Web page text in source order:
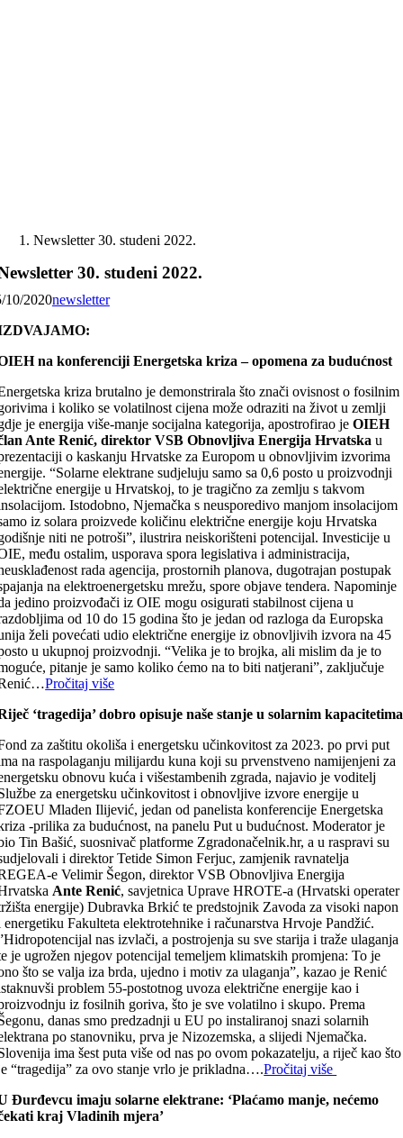
Newsletter 30. studeni 2022.
30. studeni 2022.
10/2020newsletter
na konferenciji Energetska kriza – opomena za budućnost
kriza brutalno je demonstrirala što znači ovisnost o fosilnim
i koliko se volatilnost cijena može odraziti na život u zemlji
je energija više-manje socijalna kategorija, apostrofirao jeOIEH
Ante Renić, direktor VSB Obnovljiva Energija Hrvatska u
o kaskanju Hrvatske za Europom u obnovljivim izvorima
“Solarne elektrane sudjeluju samo sa 0,6 posto u proizvodnji
energije u Hrvatskoj, to je tragično za zemlju s takvom
Istodobno, Njemačka s neusporedivo manjom insolacijom
iz solara proizvede količinu električne energije koju Hrvatska
niti ne potroši”, ilustrira neiskorišteni potencijal. Investicije u
među ostalim, usporava spora legislativa i administracija,
rada agencija, prostornih planova, dugotrajan postupak
na elektroenergetsku mrežu, spore objave tendera. Napominje
jedino proizvođači iz OIE mogu osigurati stabilnost cijena u
od 10 do 15 godina što je jedan od razloga da Europska
želi povećati udio električne energije iz obnovljivih izvora na 45
u ukupnoj proizvodnji. “Velika je to brojka, ali mislim da je to
pitanje je samo koliko ćemo na to biti natjerani”, zaključuje
Pročitaj više
‘tragedija’ dobro opisuje naše stanje u solarnim kapacitetima
za zaštitu okoliša i energetsku učinkovitost za 2023. po prvi put
na raspolaganju milijardu kuna koji su prvenstveno namijenjeni za
obnovu kuća i višestambenih zgrada, najavio je voditelj
za energetsku učinkovitost i obnovljive izvore energije u
Mladen Ilijević, jedan od panelista konferencije Energetska
-prilika za budućnost, na panelu Put u budućnost. Moderator je
Tin Bašić, suosnivač platforme Zgradonačelnik.hr, a u raspravi su
i direktor Tetide Simon Ferjuc, zamjenik ravnatelja
e Velimir Šegon, direktor VSB Obnovljiva Energija
Ante Renić, savjetnica Uprave HROTE-a (Hrvatski operater
energije) Dubravka Brkić te predstojnik Zavoda za visoki napon
energetiku Fakulteta elektrotehnike i računarstva Hrvoje Pandžić.
nas izvlači, a postrojenja su sve starija i traže ulaganja
je ugrožen njegov potencijal temeljem klimatskih promjena: To je
što se valja iza brda, ujedno i motiv za ulaganja”, kazao je Renić
problem 55-postotnog uvoza električne energije kao i
iz fosilnih goriva, što je sve volatilno i skupo. Prema
danas smo predzadnji u EU po instaliranoj snazi solarnih
po stanovniku, prva je Nizozemska, a slijedi Njemačka.
ima šest puta više od nas po ovom pokazatelju, a riječ kao što
“tragedija” za ovo stanje vrlo je prikladna….Pročitaj više
Đurđevcu imaju solarne elektrane: ‘Plaćamo manje, nećemo
kraj Vladinih mjera’